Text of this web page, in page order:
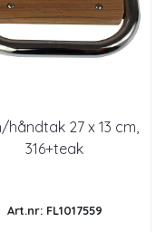
håndtak 27 x 13 cm,
316+teak
Art.nr: FL1017559